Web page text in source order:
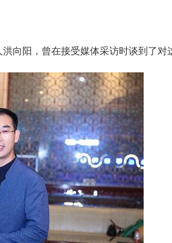
向阳，曾在接受媒体采访时谈到了对
上海班2026.08.14-
了解课程